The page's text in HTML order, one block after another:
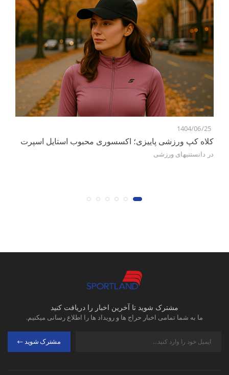
1404/06/25
کلاه کپ ورزشی پاییزی؛ اکسسوری محبوب استایل اسپرت
در دانستنیهای ورزشی
مشترک شوید تا آخرین اخبار را دریافت کنید
ما به شما تمامی اخبار حراج ها و رویداد ها را اطلاع رسانی میکنیم.
مشترک شوید